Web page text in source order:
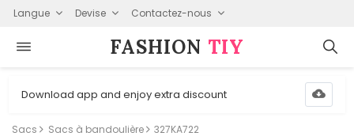
Langue Devise Contactez-nous
FASHION⁠ TIY
Download app and enjoy extra discount
Sacs Sacs à bandoulière 327KA722